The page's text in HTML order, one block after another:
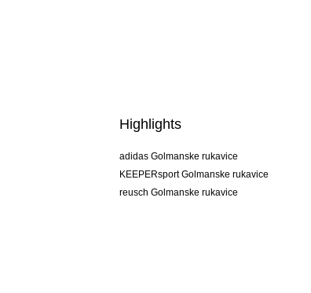
Highlights
adidas Golmanske rukavice
KEEPERsport Golmanske rukavice
reusch Golmanske rukavice